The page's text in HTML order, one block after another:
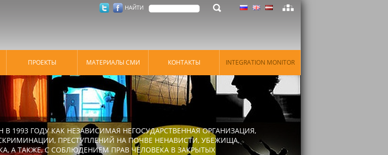
НАЙТИ
ПРОЕКТЫ МАТЕРИАЛЫ СМИ КОНТАКТЫ INTEGRATION MONITOR
1993 ГОДУ КАК НЕЗАВИСИМАЯ НЕГОСУДАРСТВЕННАЯ ОРГАНИЗАЦИЯ,
ПРЕСТУПЛЕНИЙ НА ПОЧВЕ НЕНАВИСТИ, УБЕЖИЩА,
А ТАКЖЕ, С СОБЛЮДЕНИЕМ ПРАВ ЧЕЛОВЕКА В ЗАКРЫТЫХ